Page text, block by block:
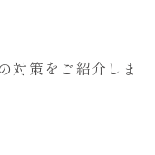
対策をご紹介しま